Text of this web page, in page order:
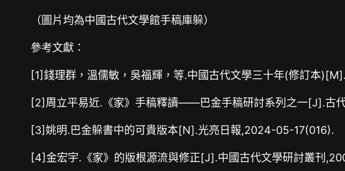
（圖片均為中國古代文學館手稿庫躲）
參考文獻：
[1]錢理群，溫儒敏，吳福輝，等.中國古代文學三十年(修訂本
[2]周立平易近.《家》手稿釋讀——巴金手稿研討系列之一[J].古
[3]姚明.巴金躲書中的可貴版本[N].光亮日報,2024-05-17(016).
[4]金宏宇.《家》的版根源流與修正[J].中國古代文學研討叢刊